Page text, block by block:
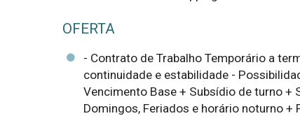
OFERTA
- Contrato de Trabalho Temporário a
continuidade e estabilidade -
Vencimento Base + Subsídio de turno +
Domingos, Feriados e horário noturno +